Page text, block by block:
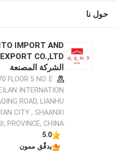
حول نا
IMPORT AND
الشركة المصنعة
FLOOR 5 NO. E
INTERNATION
ROAD, LIANHU
CITY , SHAANXI
PROVINCE, CHINA ,الصين
5.0
يدقّق ممون